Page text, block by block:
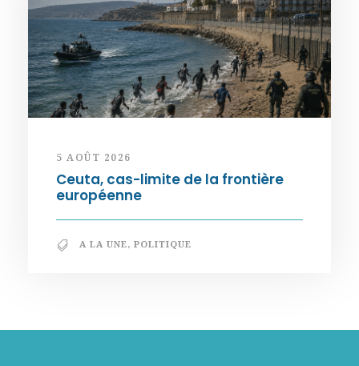
5 AOÛT 2026
Ceuta, cas-limite de la frontière
européenne
A LA UNE, POLITIQUE